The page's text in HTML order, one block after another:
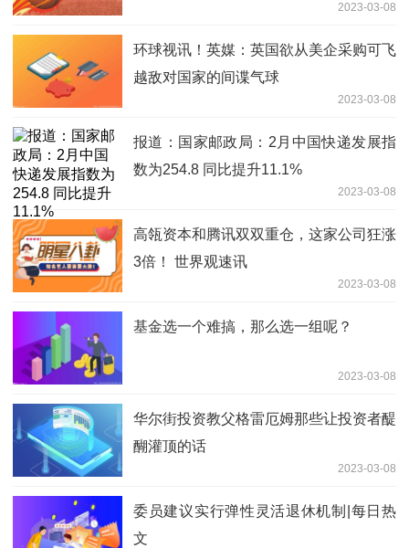
2023-03-08
环球视讯！英媒：英国欲从美企采购可飞
越敌对国家的间谍气球
2023-03-08
报道：国家邮政局：2月中国快递发展指
数为254.8 同比提升11.1%
2023-03-08
高瓴资本和腾讯双双重仓，这家公司狂涨
3倍！ 世界观速讯
2023-03-08
基金选一个难搞，那么选一组呢？
2023-03-08
华尔街投资教父格雷厄姆那些让投资者醍
醐灌顶的话
2023-03-08
委员建议实行弹性灵活退休机制|每日热
文